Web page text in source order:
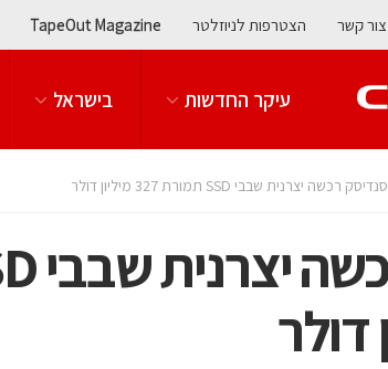
צור קשר הצטרפות לניוזלטר TapeOut Magazine
עיקר החדשות בישראל
סנדיסק רכשה יצרנית שבבי SSD תמורת 327 מיליון דולר